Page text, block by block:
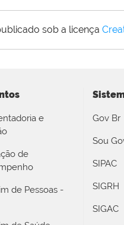
sob a licença
e
de
de Pessoas -
Gov Br
Sou
SIPAC
SIGRH
SIGAC